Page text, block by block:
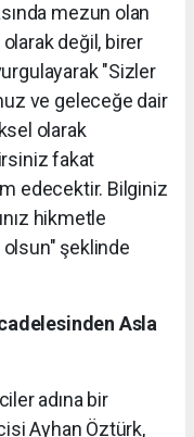
mezun olan
değil, birer
"Sizler
ve geleceğe dair
olarak
fakat
edecektir. Bilginiz
hikmetle
olsun" şeklinde
Asla
adına bir
Ayhan Öztürk,